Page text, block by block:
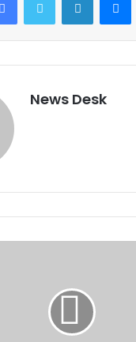
News Desk